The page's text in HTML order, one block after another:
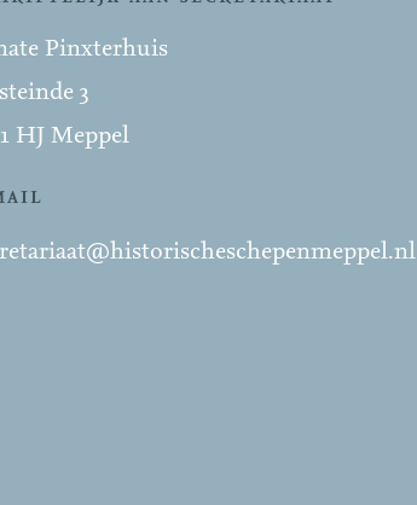
Pinxterhuis
3
HJ Meppel